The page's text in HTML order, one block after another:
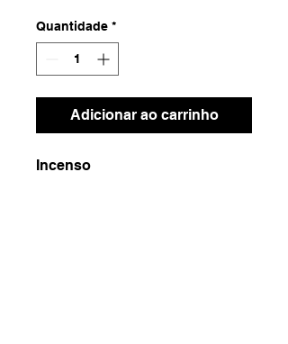
Quantidade *
Adicionar ao carrinho
Incenso